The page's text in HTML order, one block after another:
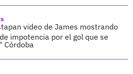
video de James mostrando
impotencia por el gol que se
Córdoba